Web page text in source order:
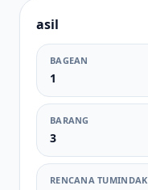
asil
BAGEAN
1
BARANG
3
RENCANA TUMINDAK